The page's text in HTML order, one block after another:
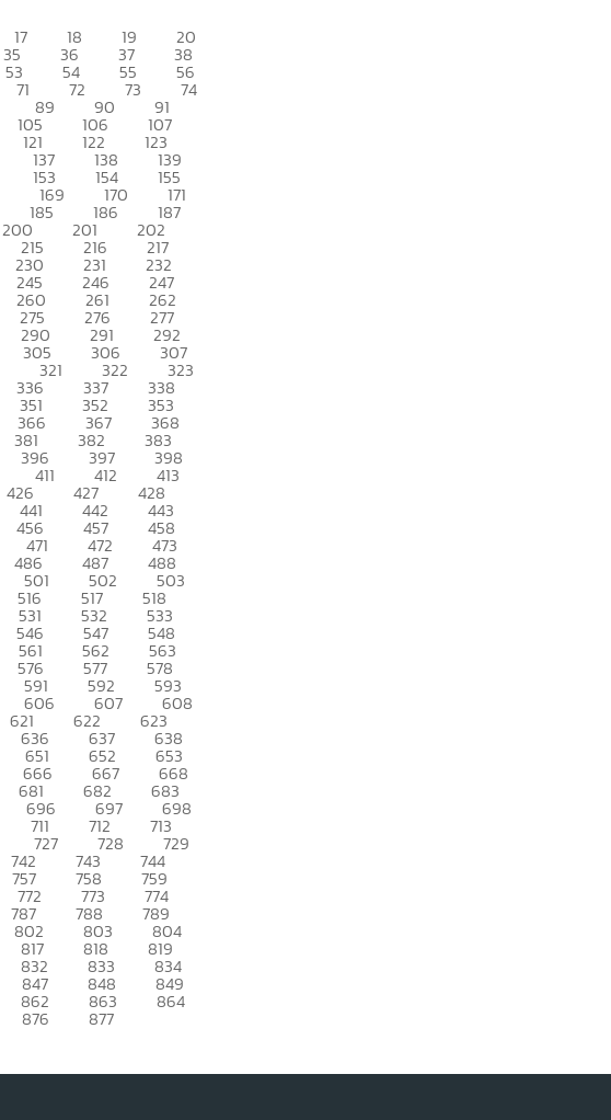
17 18 19 20
35 36 37 38
53 54 55 56
71 72 73 74
89 90 91
105 106 107
121 122 123
137 138 139
153 154 155
169 170 171
185 186 187
200 201 202
215 216 217
230 231 232
245 246 247
260 261 262
275 276 277
290 291 292
305 306 307
321 322 323
336 337 338
351 352 353
366 367 368
381 382 383
396 397 398
411 412 413
426 427 428
441 442 443
456 457 458
471 472 473
486 487 488
501 502 503
516 517 518
531 532 533
546 547 548
561 562 563
576 577 578
591 592 593
606 607 608
621 622 623
636 637 638
651 652 653
666 667 668
681 682 683
696 697 698
711 712 713
727 728 729
742 743 744
757 758 759
772 773 774
787 788 789
802 803 804
817 818 819
832 833 834
847 848 849
862 863 864
876 877